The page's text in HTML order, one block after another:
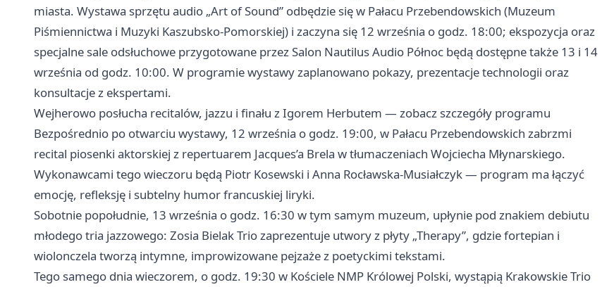
miasta. Wystawa sprzętu audio „Art of Sound” odbędzie się w Pałacu Przebendowskich (Muzeum
Piśmiennictwa i Muzyki Kaszubsko‑Pomorskiej) i zaczyna się 12 września o godz. 18:00; ekspozycja oraz
specjalne sale odsłuchowe przygotowane przez Salon Nautilus Audio Północ będą dostępne także 13 i 14
września od godz. 10:00. W programie wystawy zaplanowano pokazy, prezentacje technologii oraz
konsultacje z ekspertami.
Wejherowo posłucha recitalów, jazzu i finału z Igorem Herbutem — zobacz szczegóły programu
Bezpośrednio po otwarciu wystawy, 12 września o godz. 19:00, w Pałacu Przebendowskich zabrzmi
recital piosenki aktorskiej z repertuarem Jacques’a Brela w tłumaczeniach Wojciecha Młynarskiego.
Wykonawcami tego wieczoru będą Piotr Kosewski i Anna Rocławska‑Musiałczyk — program ma łączyć
emocję, refleksję i subtelny humor francuskiej liryki.
Sobotnie popołudnie, 13 września o godz. 16:30 w tym samym muzeum, upłynie pod znakiem debiutu
młodego tria jazzowego: Zosia Bielak Trio zaprezentuje utwory z płyty „Therapy”, gdzie fortepian i
wiolonczela tworzą intymne, improwizowane pejzaże z poetyckimi tekstami.
Tego samego dnia wieczorem, o godz. 19:30 w Kościele NMP Królowej Polski, wystąpią Krakowskie Trio